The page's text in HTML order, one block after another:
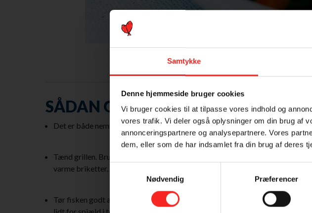
Samtykke
Denne hjemmeside bruger cookies
Vi bruger cookies til at tilpasse vores indhold og
vores trafik. Vi deler også oplysninger om din brug af
annonceringspartnere og analysepartnere. Vores
dem, eller som de har indsamlet fra din brug af deres
Nødvendig
Præferencer
SÅDAN GØR DU
Det er både nemt og super lækkert at røge fisk selv. Faktisk er de fleste
Tænd grillen. Brug briketter. Lad dem blive helt rødglødende. Læg dem i
varme briketter.
Tør fisken godt af, og drys den med havsalt. Læg den på alu-folie eller i et fad